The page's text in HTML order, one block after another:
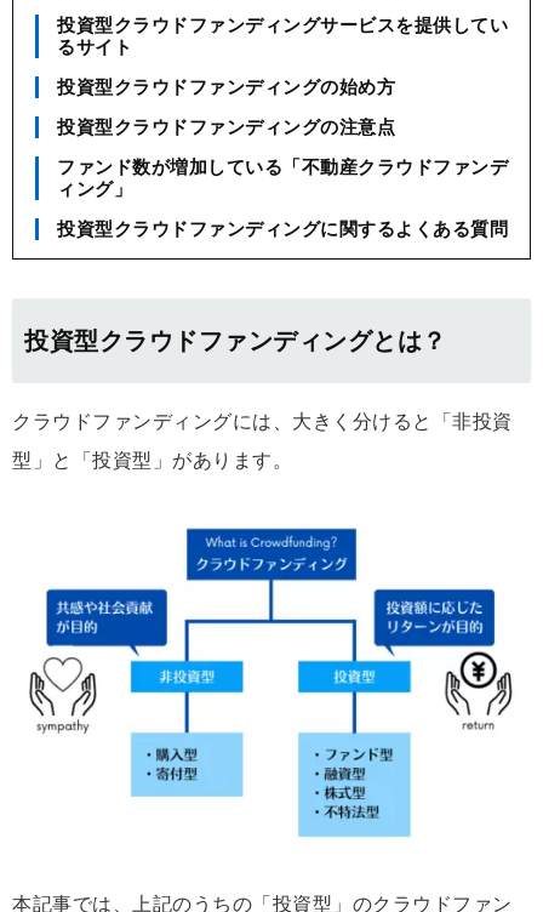
投資型クラウドファンディングサービスを提供してい
るサイト
投資型クラウドファンディングの始め方
投資型クラウドファンディングの注意点
ファンド数が増加している「不動産クラウドファンデ
ィング」
投資型クラウドファンディングに関するよくある質問
投資型クラウドファンディングとは？
クラウドファンディングには、大きく分けると「非投資
型」と「投資型」があります。
本記事では、上記のうちの「投資型」のクラウドファン